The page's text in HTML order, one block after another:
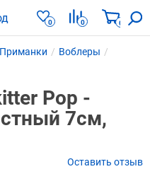
0 0 0
Приманки
Воблеры
Pop -
7см,
Оставить отзыв